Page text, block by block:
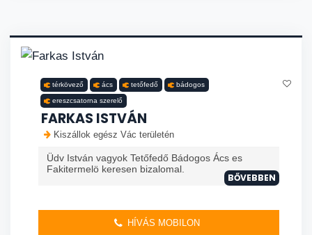
térkövező ács tetőfedő bádogos
ereszcsatorna szerelő
FARKAS ISTVÁN
Kiszállok egész Vác területén
Üdv István vagyok Tetőfedő Bádogos Ács es
Fakitermelö keresen bizalomal.
BŐVEBBEN
HÍVÁS MOBILON